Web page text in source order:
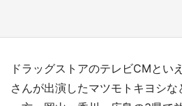
ドラッグストアのテレビCMとい
さんが出演したマツモトキヨシな